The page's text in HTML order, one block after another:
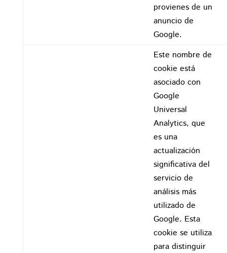
provienes de un
anuncio de
Google.
Este nombre de
cookie está
asociado con
Google
Universal
Analytics, que
es una
actualización
significativa del
servicio de
análisis más
utilizado de
Google. Esta
cookie se utiliza
para distinguir